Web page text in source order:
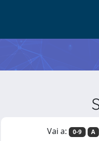
Vai a: 0-9 A